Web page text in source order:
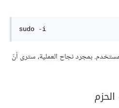
sudo -i
بمجرد نجاح العملية، سترى أنّ